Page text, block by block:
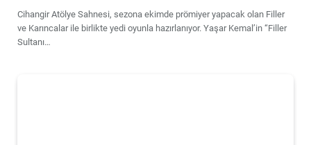
Cihangir Atölye Sahnesi, sezona ekimde prömiyer yapacak olan Filler
ve Karıncalar ile birlikte yedi oyunla hazırlanıyor. Yaşar Kemal’in “Filler
Sultanı…